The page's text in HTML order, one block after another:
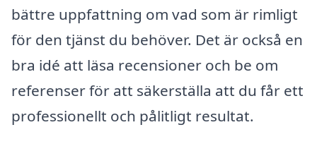
bättre uppfattning om vad som är rimligt
för den tjänst du behöver. Det är också en
bra idé att läsa recensioner och be om
referenser för att säkerställa att du får ett
professionellt och pålitligt resultat.